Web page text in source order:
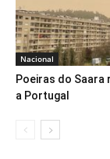
Nacional
Poeiras do Saara
a Portugal